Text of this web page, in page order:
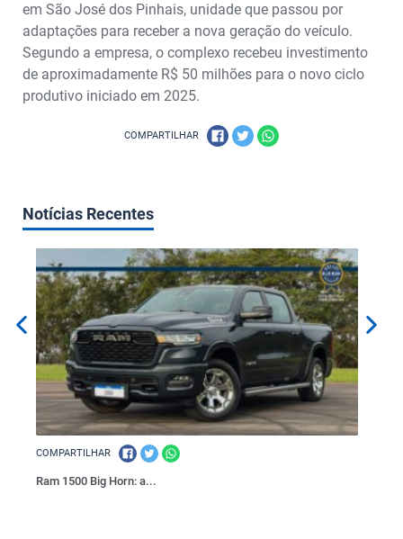
em São José dos Pinhais, unidade que passou por
adaptações para receber a nova geração do veículo.
Segundo a empresa, o complexo recebeu investimento
de aproximadamente R$ 50 milhões para o novo ciclo
produtivo iniciado em 2025.
COMPARTILHAR
Notícias Recentes
COMPARTILHAR
Ram 1500 Big Horn: a...